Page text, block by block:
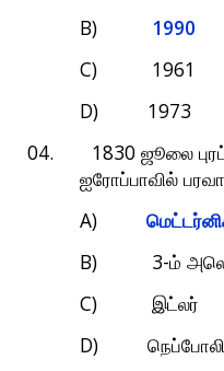
B)
1990
C) 1961
D) 1973
04. 1830 ஜூலை
ஐரோப்பாவில்
A)
B) 3-ம்
C) இட்லர்
D)